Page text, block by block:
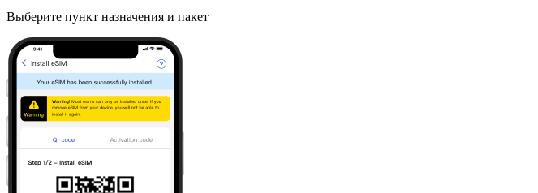
Выберите пункт назначения и пакет